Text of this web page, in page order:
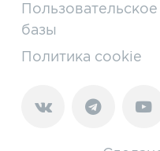
базы
Политика cookie